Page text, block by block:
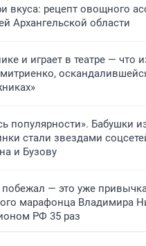
вкуса: рецепт овощного
Архангельской области
и играет в театре — что
популярности». Бабушки
стали звездами
и Бузову
побежал — это уже
марафонца Владимира
РФ 35 раз